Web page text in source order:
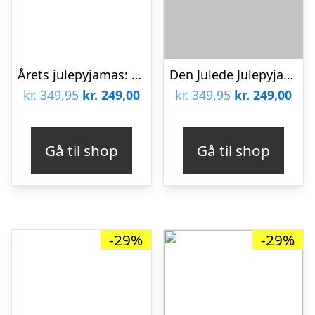
Årets julepyjamas: Christmassy Christmas Pyjamas – herre / mænd.
kr.349,95 Den
var:
kr. 349,95.
kr. 249,00Den
kr. 249,00.
Gå til shop
Den Julede Julepyjamas Blå – herre / mænd.
kr.349,95 Den
var:
kr. 349,95.
kr. 249,00Den
kr.
Gå til shop
-29% -29%